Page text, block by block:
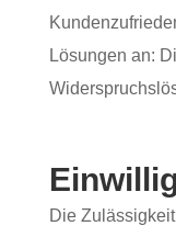
Lösungen an:
Die